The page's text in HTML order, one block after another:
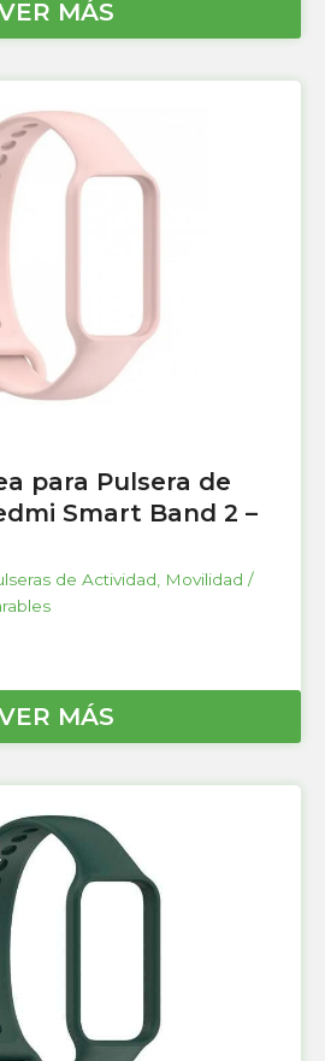
MÁS
para Pulsera de
Smart Band 2 –
de Actividad
Movilidad /
MÁS